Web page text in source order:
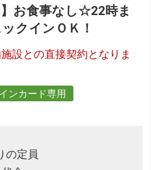
】お食事なし☆22時ま
クインＯＫ！
施設との直接契約となりま
ンカード専用
の定員